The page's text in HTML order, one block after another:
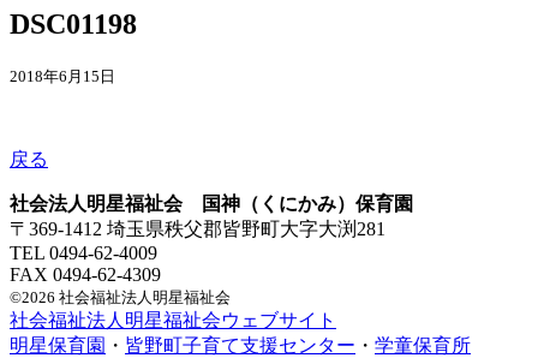
DSC01198
2018年6月15日
戻る
社会法人明星福祉会 国神（くにかみ）保育園
〒369-1412 埼玉県秩父郡皆野町大字大渕281
TEL 0494-62-4009
FAX 0494-62-4309
©2026 社会福祉法人明星福祉会
社会福祉法人明星福祉会ウェブサイト
明星保育園 ・ 皆野町子育て支援センター ・ 学童保育所